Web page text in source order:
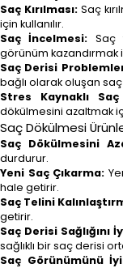
Saç Kırılması: Saç
için kullanılır.
Saç İncelmesi: Saç
görünüm kazandırmak
Saç Derisi
bağlı olarak oluşan
Stres Kaynaklı
dökülmesini azaltmak
Saç Dökülmesi
Saç Dökülmesini
durdurur.
Yeni Saç Çıkarma:
hale getirir.
Saç Telini
getirir.
Saç Derisi Sağlığını
sağlıklı bir saç derisi
Saç Görünümünü